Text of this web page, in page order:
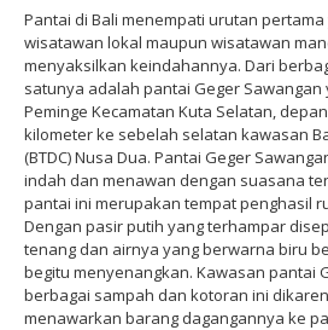
Pantai di Bali menempati urutan
wisatawan lokal maupun wisatawan
menyaksilkan keindahannya. Dari
satunya adalah pantai Geger
Peminge Kecamatan Kuta Selatan,
kilometer ke sebelah selatan kawasan
(BTDC) Nusa Dua. Pantai Geger
indah dan menawan dengan suasana
pantai ini merupakan tempat penghasil
Dengan pasir putih yang terhampar
tenang dan airnya yang berwarna biru
begitu menyenangkan. Kawasan pantai
berbagai sampah dan kotoran ini
menawarkan barang dagangannya ke